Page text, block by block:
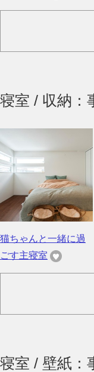
寝室 / 収納：
猫ちゃんと一緒に過
ごす主寝室
寝室 / 壁紙：